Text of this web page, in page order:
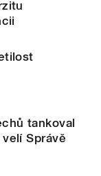
tankoval
Správě